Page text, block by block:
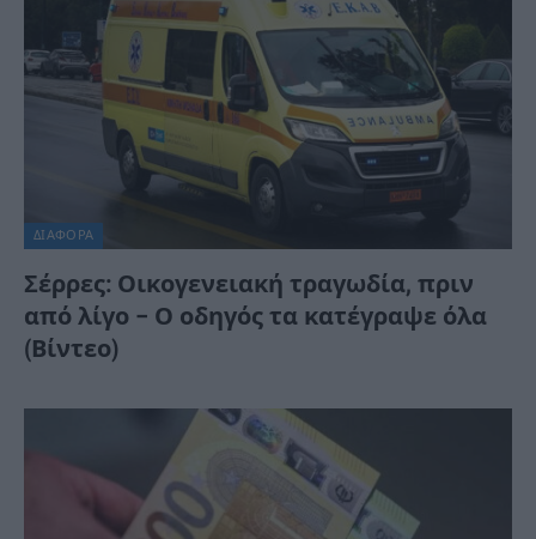
ΔΙΆΦΟΡΑ
Σέρρες: Οικογενειακή τραγωδία, πριν
από λίγο – Ο οδηγός τα κατέγραψε όλα
(Βίντεο)